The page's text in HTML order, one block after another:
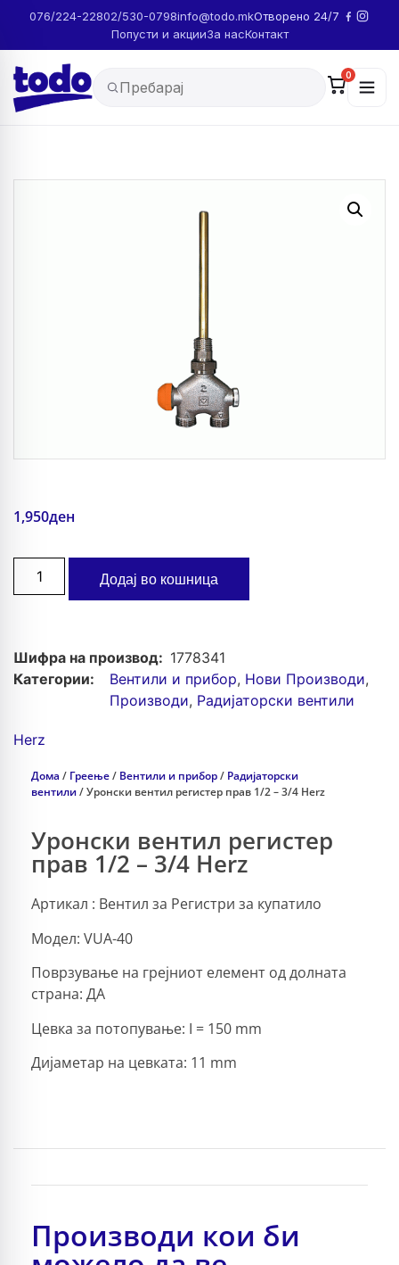
076/224-22802/530-0798info@todo.mkОтворено 24/7
Попусти и акцииЗа насКонтакт
0
1,950ден
Додај во кошница
Шифра на производ: 1778341
Категории:
Вентили и прибор, Нови Производи,
Производи, Радијаторски вентили
Herz
Дома / Греење/ Вентили и прибор/ Радијаторски
вентили/ Уронски вентил регистер прав 1/2 – 3/4 Herz
Уронски вентил регистер
прав 1/2 – 3/4 Herz
Артикал : Вентил за Регистри за купатило
Модел: VUA-40
Поврзување на грејниот елемент од долната
страна: ДА
Цевка за потопување: I = 150 mm
Дијаметар на цевката: 11 mm
Производи кои би